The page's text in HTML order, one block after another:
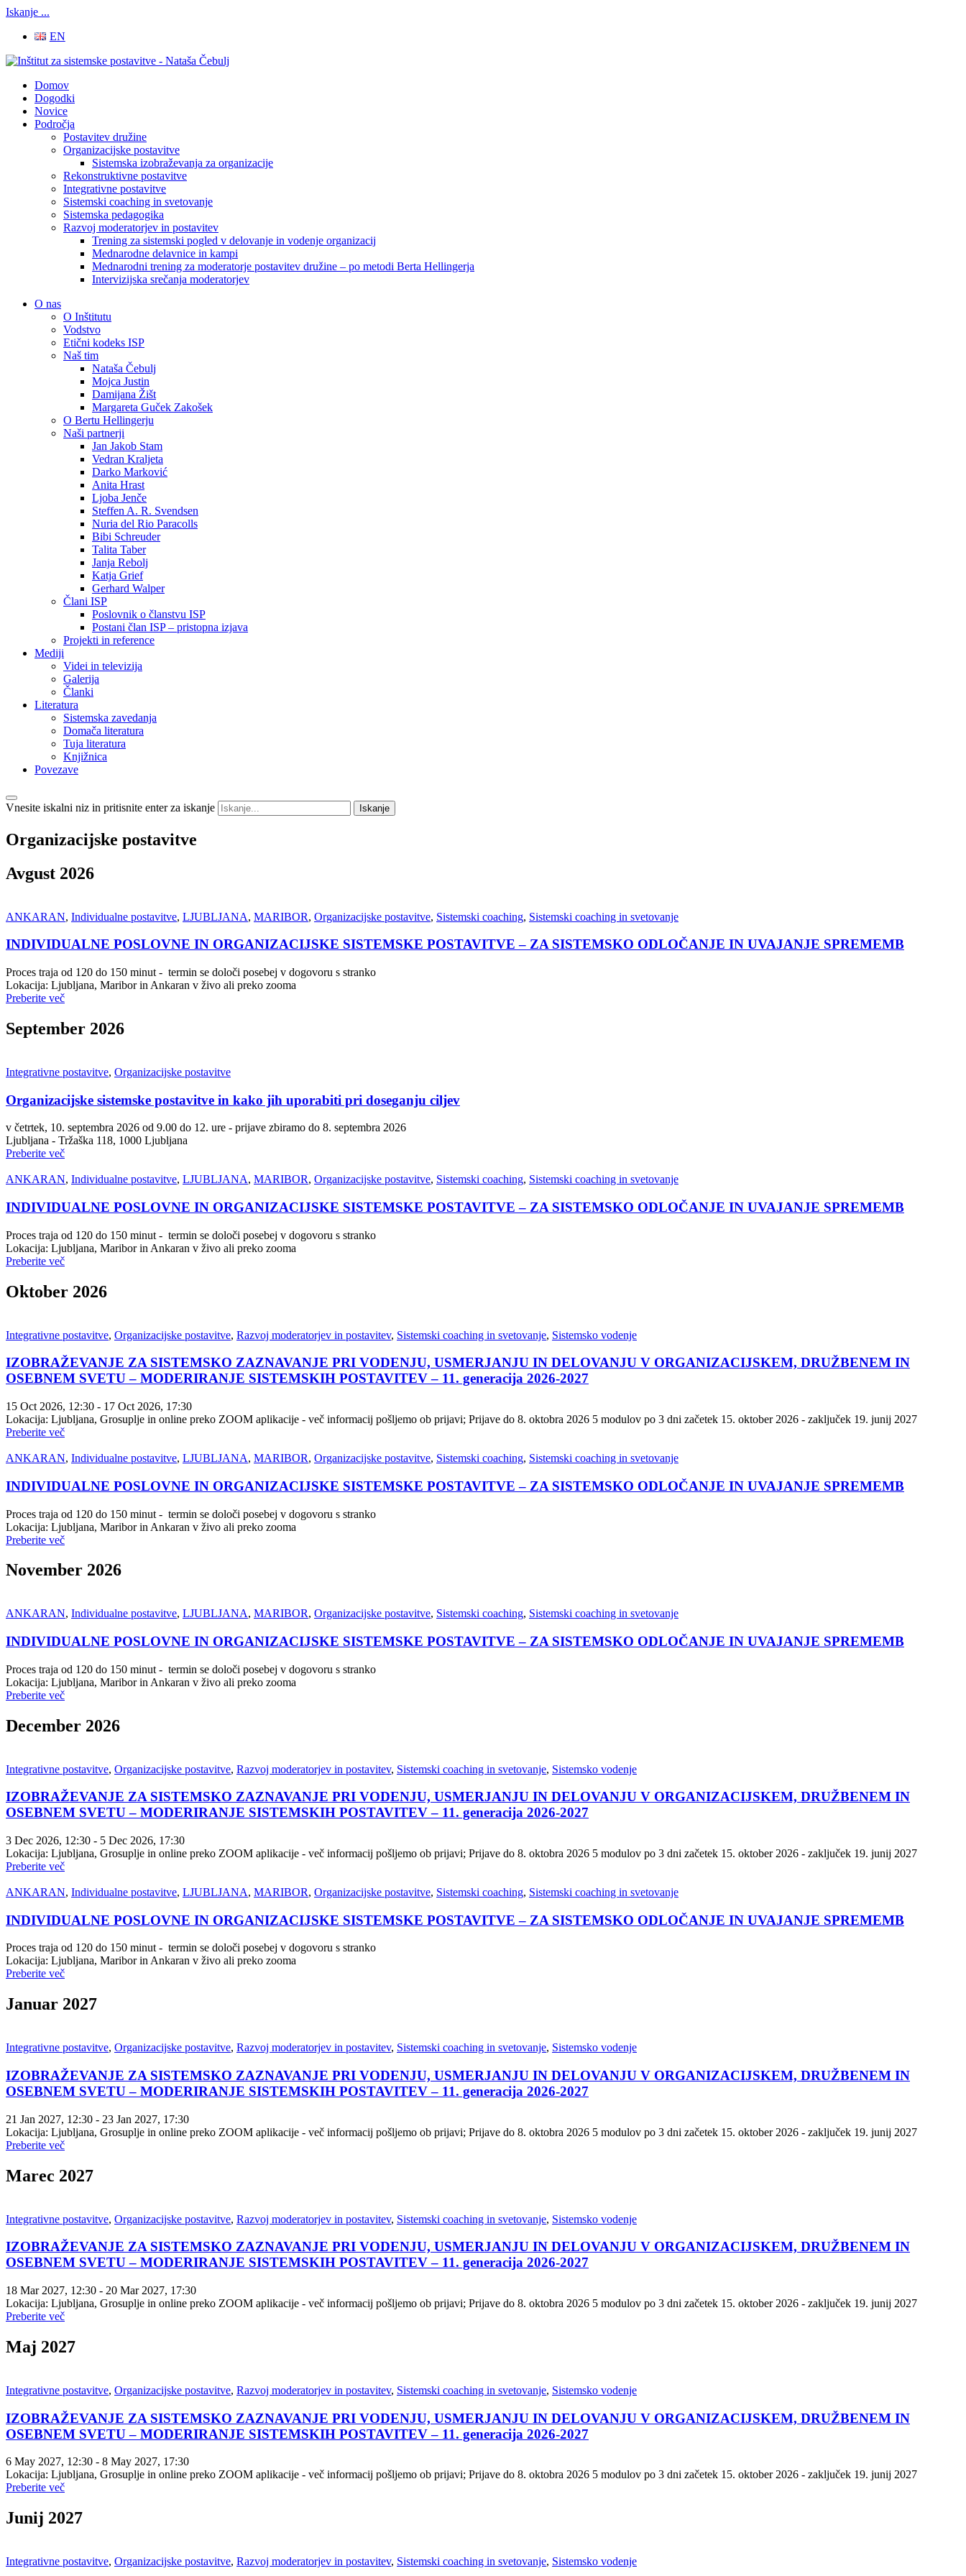
Iskanje ...
EN
Domov
Dogodki
Novice
Področja
Postavitev družine
Organizacijske postavitve
Sistemska izobraževanja za organizacije
Rekonstruktivne postavitve
Integrativne postavitve
Sistemski coaching in svetovanje
Sistemska pedagogika
Razvoj moderatorjev in postavitev
Trening za sistemski pogled v delovanje in vodenje organizacij
Mednarodne delavnice in kampi
Mednarodni trening za moderatorje postavitev družine – po metodi Berta Hellingerja
Intervizijska srečanja moderatorjev
O nas
O Inštitutu
Vodstvo
Etični kodeks ISP
Naš tim
Nataša Čebulj
Mojca Justin
Damijana Žišt
Margareta Guček Zakošek
O Bertu Hellingerju
Naši partnerji
Jan Jakob Stam
Vedran Kraljeta
Darko Marković
Anita Hrast
Ljoba Jenče
Steffen A. R. Svendsen
Nuria del Rio Paracolls
Bibi Schreuder
Talita Taber
Janja Rebolj
Katja Grief
Gerhard Walper
Člani ISP
Poslovnik o članstvu ISP
Postani član ISP – pristopna izjava
Projekti in reference
Mediji
Videi in televizija
Galerija
Članki
Literatura
Sistemska zavedanja
Domača literatura
Tuja literatura
Knjižnica
Povezave
Vnesite iskalni niz in pritisnite enter za iskanje
Organizacijske postavitve
Avgust 2026
ANKARAN, Individualne postavitve, LJUBLJANA, MARIBOR, Organizacijske postavitve, Sistemski coaching, Sistemski coaching in svetovanje
INDIVIDUALNE POSLOVNE IN ORGANIZACIJSKE SISTEMSKE POSTAVITVE – ZA SISTEMSKO ODLOČANJE IN UVAJANJE SPREMEMB
Proces traja od 120 do 150 minut - termin se določi posebej v dogovoru s stranko
Lokacija: Ljubljana, Maribor in Ankaran v živo ali preko zooma
Preberite več
September 2026
Integrativne postavitve, Organizacijske postavitve
Organizacijske sistemske postavitve in kako jih uporabiti pri doseganju ciljev
v četrtek, 10. septembra 2026 od 9.00 do 12. ure - prijave zbiramo do 8. septembra 2026
Ljubljana - Tržaška 118, 1000 Ljubljana
Preberite več
ANKARAN, Individualne postavitve, LJUBLJANA, MARIBOR, Organizacijske postavitve, Sistemski coaching, Sistemski coaching in svetovanje
INDIVIDUALNE POSLOVNE IN ORGANIZACIJSKE SISTEMSKE POSTAVITVE – ZA SISTEMSKO ODLOČANJE IN UVAJANJE SPREMEMB
Proces traja od 120 do 150 minut - termin se določi posebej v dogovoru s stranko
Lokacija: Ljubljana, Maribor in Ankaran v živo ali preko zooma
Preberite več
Oktober 2026
Integrativne postavitve, Organizacijske postavitve, Razvoj moderatorjev in postavitev, Sistemski coaching in svetovanje, Sistemsko vodenje
IZOBRAŽEVANJE ZA SISTEMSKO ZAZNAVANJE PRI VODENJU, USMERJANJU IN DELOVANJU V ORGANIZACIJSKEM, DRUŽBENEM IN
OSEBNEM SVETU – MODERIRANJE SISTEMSKIH POSTAVITEV – 11. generacija 2026-2027
15 Oct 2026, 12:30 - 17 Oct 2026, 17:30
Lokacija: Ljubljana, Grosuplje in online preko ZOOM aplikacije - več informacij pošljemo ob prijavi; Prijave do 8. oktobra 2026 5 modulov po 3 dni začetek 15. oktober 2026 - zaključek 19. junij 2027
Preberite več
ANKARAN, Individualne postavitve, LJUBLJANA, MARIBOR, Organizacijske postavitve, Sistemski coaching, Sistemski coaching in svetovanje
INDIVIDUALNE POSLOVNE IN ORGANIZACIJSKE SISTEMSKE POSTAVITVE – ZA SISTEMSKO ODLOČANJE IN UVAJANJE SPREMEMB
Proces traja od 120 do 150 minut - termin se določi posebej v dogovoru s stranko
Lokacija: Ljubljana, Maribor in Ankaran v živo ali preko zooma
Preberite več
November 2026
ANKARAN, Individualne postavitve, LJUBLJANA, MARIBOR, Organizacijske postavitve, Sistemski coaching, Sistemski coaching in svetovanje
INDIVIDUALNE POSLOVNE IN ORGANIZACIJSKE SISTEMSKE POSTAVITVE – ZA SISTEMSKO ODLOČANJE IN UVAJANJE SPREMEMB
Proces traja od 120 do 150 minut - termin se določi posebej v dogovoru s stranko
Lokacija: Ljubljana, Maribor in Ankaran v živo ali preko zooma
Preberite več
December 2026
Integrativne postavitve, Organizacijske postavitve, Razvoj moderatorjev in postavitev, Sistemski coaching in svetovanje, Sistemsko vodenje
IZOBRAŽEVANJE ZA SISTEMSKO ZAZNAVANJE PRI VODENJU, USMERJANJU IN DELOVANJU V ORGANIZACIJSKEM, DRUŽBENEM IN
OSEBNEM SVETU – MODERIRANJE SISTEMSKIH POSTAVITEV – 11. generacija 2026-2027
3 Dec 2026, 12:30 - 5 Dec 2026, 17:30
Lokacija: Ljubljana, Grosuplje in online preko ZOOM aplikacije - več informacij pošljemo ob prijavi; Prijave do 8. oktobra 2026 5 modulov po 3 dni začetek 15. oktober 2026 - zaključek 19. junij 2027
Preberite več
ANKARAN, Individualne postavitve, LJUBLJANA, MARIBOR, Organizacijske postavitve, Sistemski coaching, Sistemski coaching in svetovanje
INDIVIDUALNE POSLOVNE IN ORGANIZACIJSKE SISTEMSKE POSTAVITVE – ZA SISTEMSKO ODLOČANJE IN UVAJANJE SPREMEMB
Proces traja od 120 do 150 minut - termin se določi posebej v dogovoru s stranko
Lokacija: Ljubljana, Maribor in Ankaran v živo ali preko zooma
Preberite več
Januar 2027
Integrativne postavitve, Organizacijske postavitve, Razvoj moderatorjev in postavitev, Sistemski coaching in svetovanje, Sistemsko vodenje
IZOBRAŽEVANJE ZA SISTEMSKO ZAZNAVANJE PRI VODENJU, USMERJANJU IN DELOVANJU V ORGANIZACIJSKEM, DRUŽBENEM IN
OSEBNEM SVETU – MODERIRANJE SISTEMSKIH POSTAVITEV – 11. generacija 2026-2027
21 Jan 2027, 12:30 - 23 Jan 2027, 17:30
Lokacija: Ljubljana, Grosuplje in online preko ZOOM aplikacije - več informacij pošljemo ob prijavi; Prijave do 8. oktobra 2026 5 modulov po 3 dni začetek 15. oktober 2026 - zaključek 19. junij 2027
Preberite več
Marec 2027
Integrativne postavitve, Organizacijske postavitve, Razvoj moderatorjev in postavitev, Sistemski coaching in svetovanje, Sistemsko vodenje
IZOBRAŽEVANJE ZA SISTEMSKO ZAZNAVANJE PRI VODENJU, USMERJANJU IN DELOVANJU V ORGANIZACIJSKEM, DRUŽBENEM IN
OSEBNEM SVETU – MODERIRANJE SISTEMSKIH POSTAVITEV – 11. generacija 2026-2027
18 Mar 2027, 12:30 - 20 Mar 2027, 17:30
Lokacija: Ljubljana, Grosuplje in online preko ZOOM aplikacije - več informacij pošljemo ob prijavi; Prijave do 8. oktobra 2026 5 modulov po 3 dni začetek 15. oktober 2026 - zaključek 19. junij 2027
Preberite več
Maj 2027
Integrativne postavitve, Organizacijske postavitve, Razvoj moderatorjev in postavitev, Sistemski coaching in svetovanje, Sistemsko vodenje
IZOBRAŽEVANJE ZA SISTEMSKO ZAZNAVANJE PRI VODENJU, USMERJANJU IN DELOVANJU V ORGANIZACIJSKEM, DRUŽBENEM IN
OSEBNEM SVETU – MODERIRANJE SISTEMSKIH POSTAVITEV – 11. generacija 2026-2027
6 May 2027, 12:30 - 8 May 2027, 17:30
Lokacija: Ljubljana, Grosuplje in online preko ZOOM aplikacije - več informacij pošljemo ob prijavi; Prijave do 8. oktobra 2026 5 modulov po 3 dni začetek 15. oktober 2026 - zaključek 19. junij 2027
Preberite več
Junij 2027
Integrativne postavitve, Organizacijske postavitve, Razvoj moderatorjev in postavitev, Sistemski coaching in svetovanje, Sistemsko vodenje